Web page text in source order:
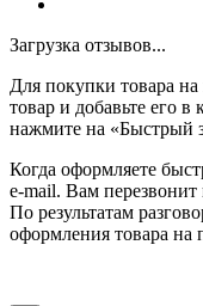
Загрузка отзывов...
Для покупки товара
товар и добавьте его
нажмите на «Быстрый
Когда оформляете
e-mail. Вам перезвонит
По результатам
оформления товара